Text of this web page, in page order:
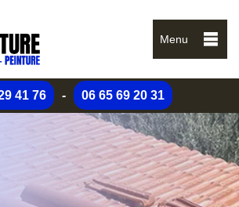
Menu
41 76 - 06 65 69 20 31